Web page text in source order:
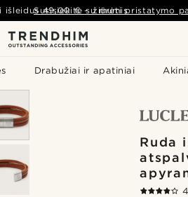
Drabužiai ir apatiniai
išleidus49,00 € – žiūrėti pristatymo
Susisiekite su mumis
Ruda